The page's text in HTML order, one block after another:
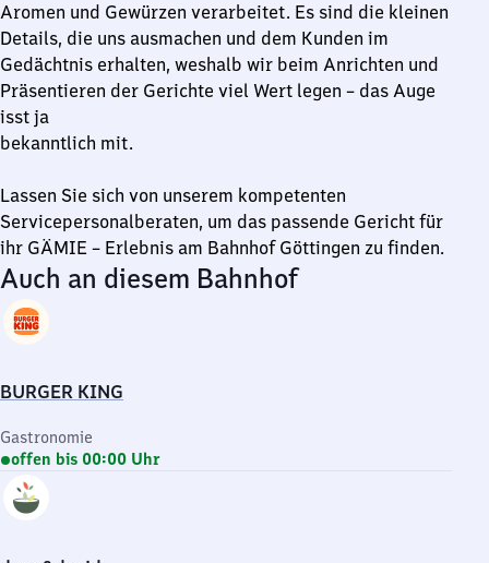
Aromen und Gewürzen verarbeitet. Es sind die kleinen
Details, die uns ausmachen und dem Kunden im
Gedächtnis erhalten, weshalb wir beim Anrichten und
Präsentieren der Gerichte viel Wert legen – das Auge
isst ja
bekanntlich mit.
Lassen Sie sich von unserem kompetenten
Servicepersonalberaten, um das passende Gericht für
ihr GÄMIE – Erlebnis am Bahnhof Göttingen zu finden.
Auch an diesem Bahnhof
BURGER KING
Gastronomie
offen bis 00:00 Uhr